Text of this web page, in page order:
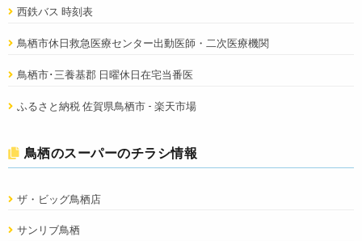
西鉄バス 時刻表
鳥栖市休日救急医療センター出動医師・二次医療機関
鳥栖市･三養基郡 日曜休日在宅当番医
ふるさと納税 佐賀県鳥栖市 - 楽天市場
鳥栖のスーパーのチラシ情報
ザ・ビッグ鳥栖店
サンリブ鳥栖